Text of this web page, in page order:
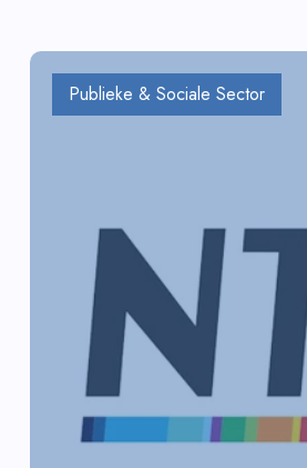
Publieke & Sociale Sector